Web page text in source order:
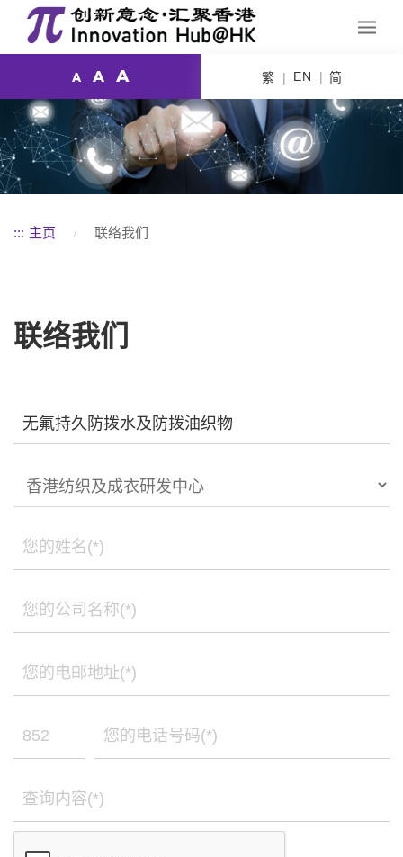
A A A 繁 EN 简
::: 主页 联络我们
联络我们